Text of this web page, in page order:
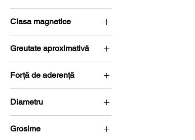
Clasa magnetice
N50
Greutate aproximativă
0,05 g
Forță de aderență
0,2 kg (1,6 Newton)
Diametru
Ø 0-5 mm
Grosime